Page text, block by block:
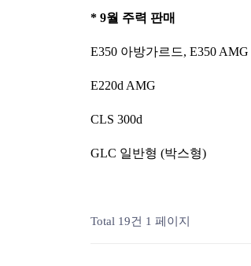
* 9월 주력 판매
E350 아방가르드, E350 AMG
E220d AMG
CLS 300d
GLC 일반형 (박스형)
Total 19건 1 페이지